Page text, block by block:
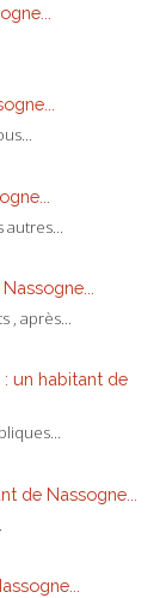
, après...
un habitant de
de Nassogne...